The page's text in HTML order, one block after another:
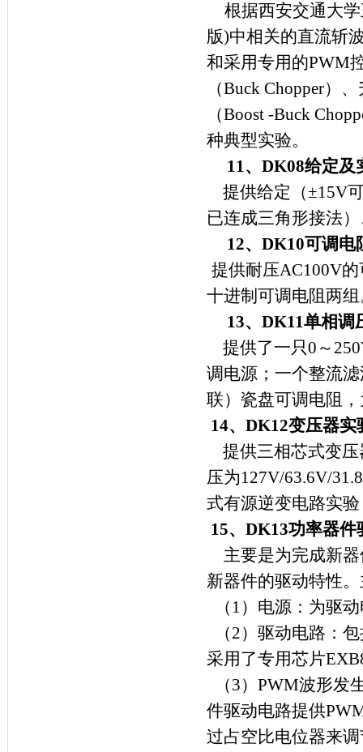
根据西安交通大
版)中相关的直流斩
和采用专用的PWM
（Buck Chopper）
（Boost -Buck
种典型实验。
11、 DK08给定及
提供给定（±15V
已连成三角形接法
12、 DK10可调电
提供耐压AC100V
十进制可调电阻两
13、 DK11单相调
提供了一只0 ～
调电源；一个整流
联）瓷盘可调电阻
14、 DK12变压器实
提供三相芯式变
压为127V/63.6V/
式有源逆变电路实
15、 DK13功率器件
主要是为完成新
新器件的驱动特性
（ 1）电源：为驱
（2）驱动电路：
采用了专用芯片
（3） PWM波形发
件驱动电路提供
过占空比电位器来